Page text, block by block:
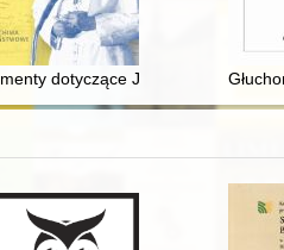
wobec ludności żydowskiej
dotyczące Jana Pawła II i